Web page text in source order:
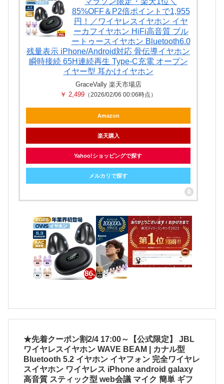
85%OFF＆P2倍ポイントで1,955
円！／ワイヤレスイヤホン イヤ
ーカフイヤホン HiFi高音質 ブル
ートゥースイヤホン Bluetooth6.0
残量表示 iPhone/Android対応 骨伝導イヤホン
瞬時接続 65H連続再生 Type‐C充電 オープン
イヤー型 耳かけイヤホン
GraceVally 楽天市場店
￥ 2,499 （2026/02/06 00:06時点）
Amazon
楽天購入
Yahoo!ショッピングで探す
メルカリで探す
★先着クーポン割2/4 17:00～【公式限定】 JBL
ワイヤレスイヤホン WAVE BEAM | カナル型
Bluetooth 5.2 イヤホン イヤフォン 完全ワイヤレ
スイヤホン ワイヤレス iPhone android galaxy
高音質 スティック型 web会議 マイク 簡単 ギフ